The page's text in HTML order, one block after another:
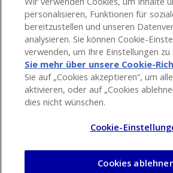
personalisieren, Funktionen für
bereitzustellen und unseren
analysieren. Sie können Cookie-
verwenden, um Ihre Einstellungen zu
Sie mehr über unsere Cookie-
Sie auf „Cookies akzeptieren“, um
aktivieren, oder auf „Cookies
dies nicht wünschen.
Cookie-
Cookies